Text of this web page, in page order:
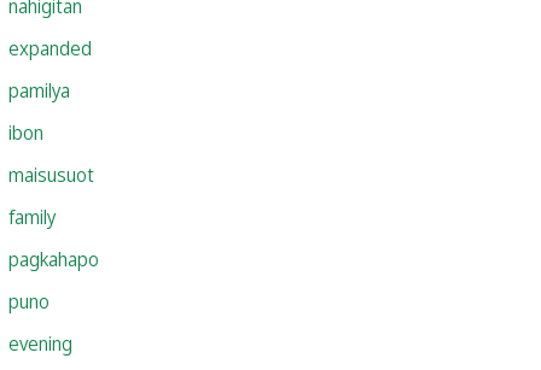
nahigitan
expanded
pamilya
ibon
maisusuot
family
pagkahapo
puno
evening